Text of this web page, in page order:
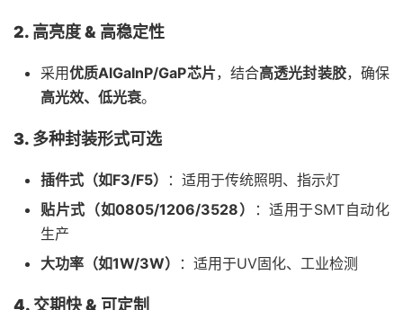
2. 高亮度 & 高稳定性
采用优质AlGaInP/GaP芯片，结合高透光封装胶，确保
高光效、低光衰。
3. 多种封装形式可选
插件式（如F3/F5）
：适用于传统照明、指示灯
贴片式（如0805/1206/3528）
：适用于SMT自动化
生产
大功率（如1W/3W）
：适用于UV固化、工业检测
4. 交期快 & 可定制